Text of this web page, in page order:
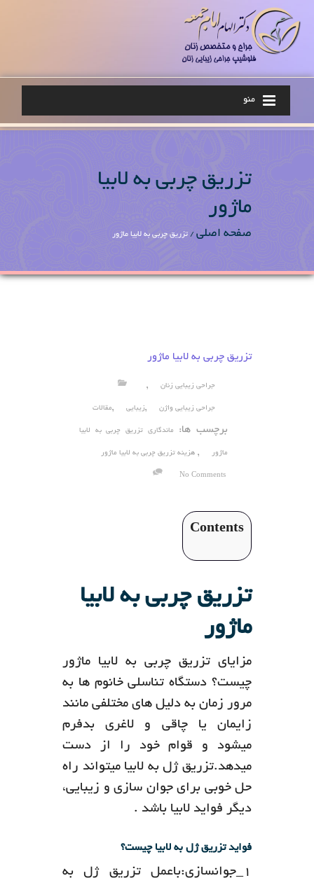
منو
تزریق چربی به لابیا
ماژور
صفحه اصلی / تزریق چربی به لابیا ماژور
تزریق چربی به لابیا ماژور
جراحی زیبایی زنان ,
جراحی زیبایی واژن ,زیبایی ,مقالات
برچسب ها: ماندگاری تزریق چربی به لابیا
ماژور , هزینه تزریق چربی به لابیا ماژور
No Comments
Contents
تزریق چربی به لابیا
ماژور
مزایای تزریق چربی به لابیا ماژور
چیست؟ دستگاه تناسلی خانوم ها به
مرور زمان به دلیل های مختلفی مانند
زایمان یا چاقی و لاغری بدفرم
میشود و قوام خود را از دست
میدهد.تزریق ژل به لابیا میتواند راه
حل خوبی برای جوان سازی و زیبایی،
دیگر فواید لابیا باشد .
فواید تزریق ژل به لابیا چیست؟
1_جوانسازی:باعمل تزریق ژل به